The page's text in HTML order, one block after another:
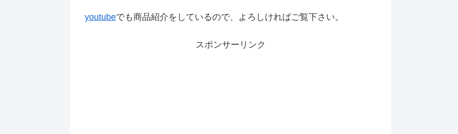
youtubeでも商品紹介をしているので、よろしければご覧下さい。
スポンサーリンク